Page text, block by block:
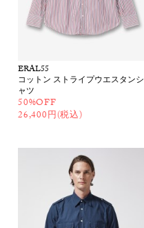
ERAL55
コットン ストライプウエスタンシ
ャツ
50%OFF
26,400円(税込)